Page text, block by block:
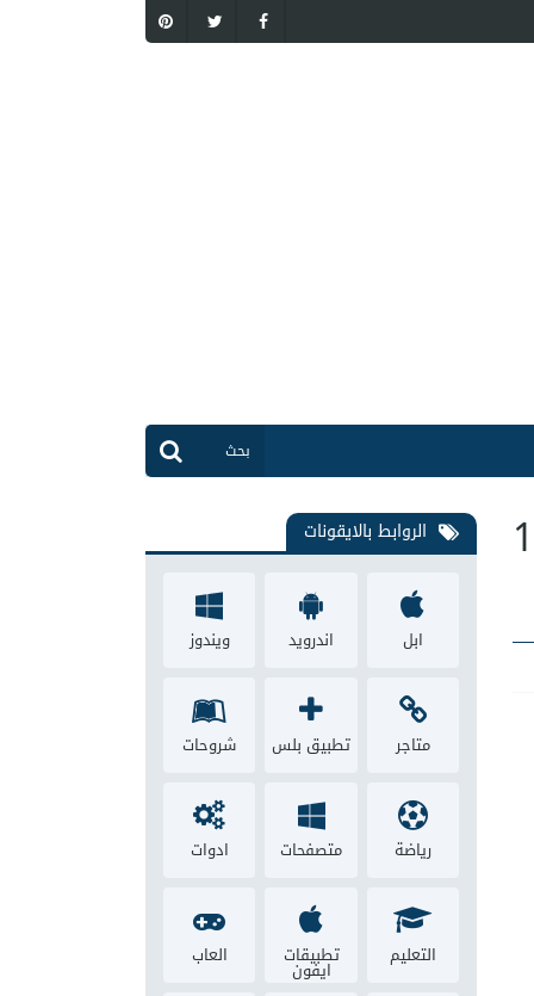
7 و 8 و 10 الروابط بالايقونات
ابل اندرويد ويندوز
متاجر تطبيق بلس شروحات
رياضة متصفحات ادوات
التعليم تطبيقات
ايفون
العاب